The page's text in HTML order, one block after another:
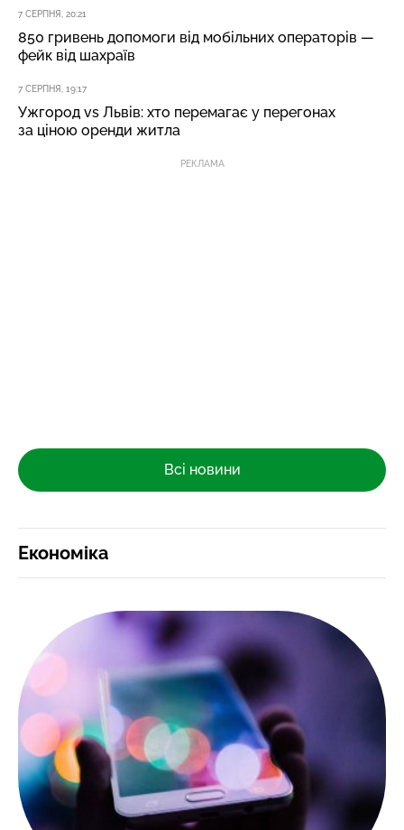
7 СЕРПНЯ, 20:21
850 гривень допомоги від мобільних операторів —
фейк від шахраїв
7 СЕРПНЯ, 19:17
Ужгород vs Львів: хто перемагає у перегонах
за ціною оренди житла
РЕКЛАМА
Всі новини
Економіка